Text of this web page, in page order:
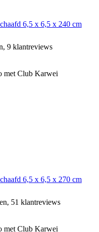
6,5 x 6,5 x 240 cm
9 klantreviews
met Club Karwei
6,5 x 6,5 x 270 cm
51 klantreviews
met Club Karwei